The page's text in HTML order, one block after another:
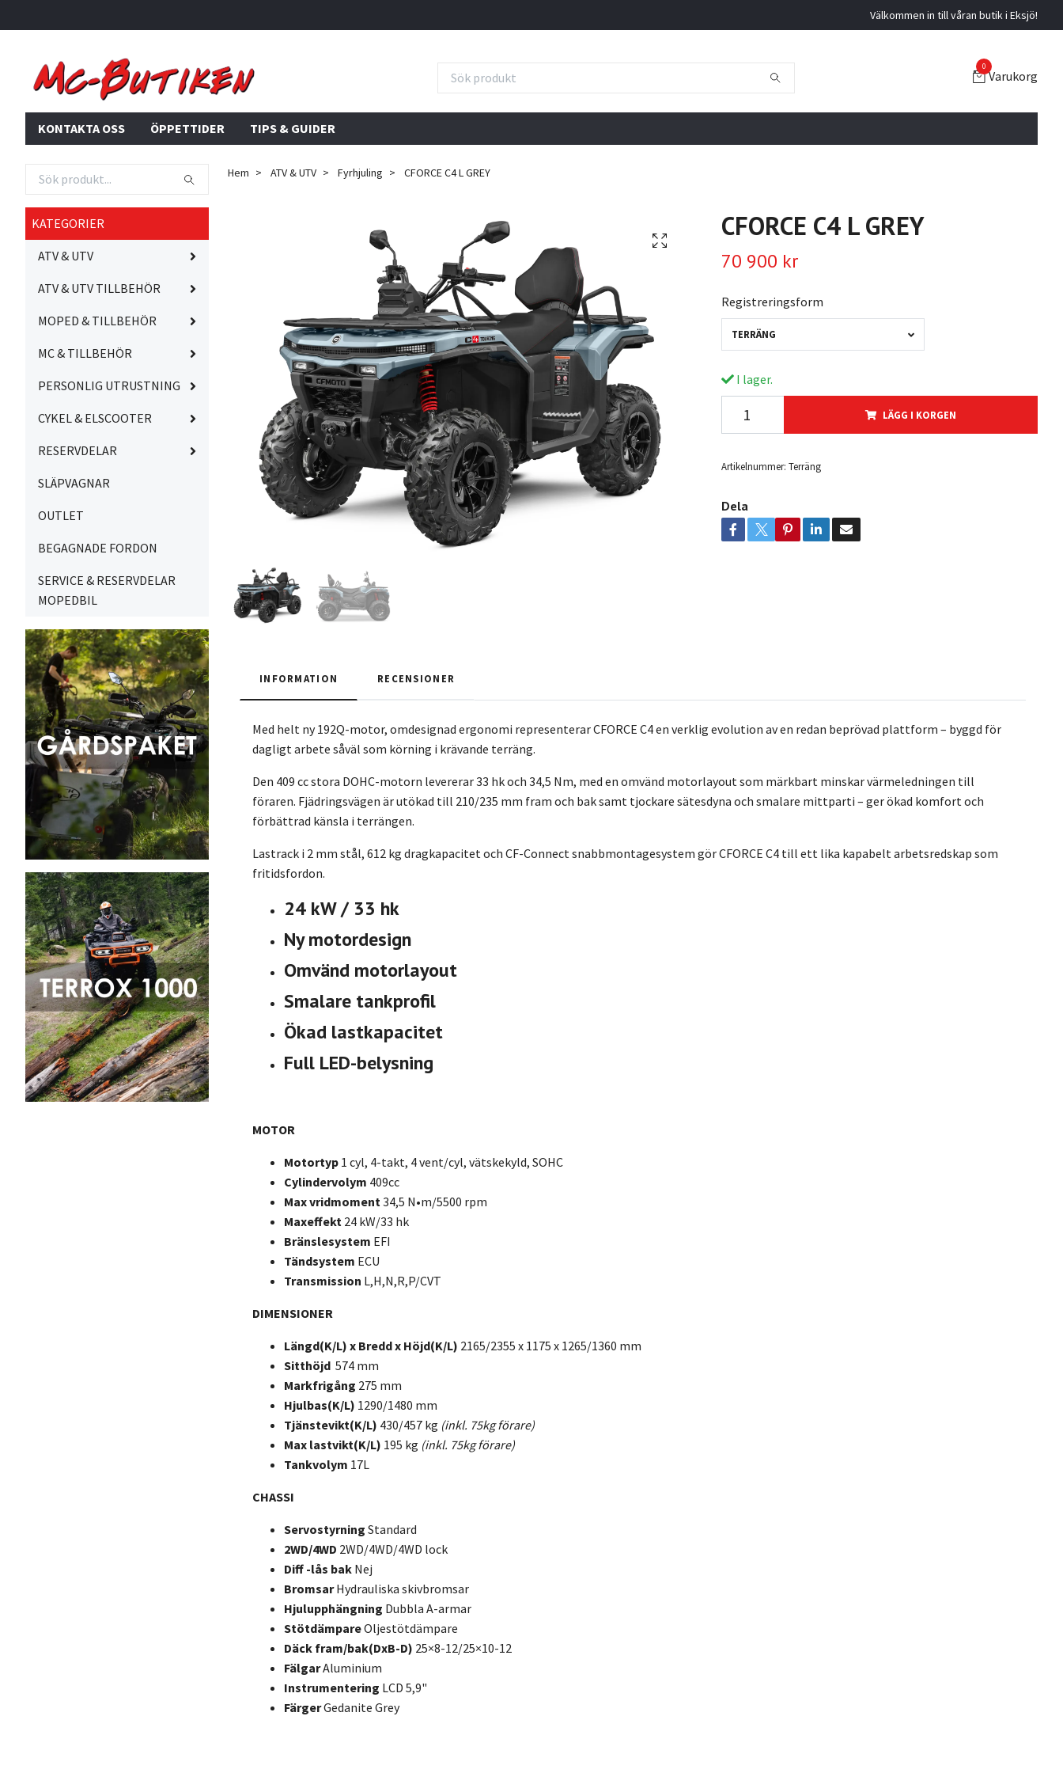
Välkommen in till våran butik i Eksjö!
0
Varukorg
KONTAKTA OSS ÖPPETTIDER TIPS & GUIDER
KATEGORIER
ATV & UTV
ATV & UTV TILLBEHÖR
MOPED & TILLBEHÖR
MC & TILLBEHÖR
PERSONLIG UTRUSTNING
CYKEL & ELSCOOTER
RESERVDELAR
SLÄPVAGNAR
OUTLET
BEGAGNADE FORDON
SERVICE & RESERVDELAR
MOPEDBIL
Hem ATV & UTV Fyrhjuling CFORCE C4 L GREY
CFORCE C4 L GREY
70 900 kr
Registreringsform
TERRÄNG
I lager.
LÄGG I KORGEN
Artikelnummer: Terräng
Dela
INFORMATION RECENSIONER
Med helt ny 192Q-motor, omdesignad ergonomi representerar CFORCE C4 en verklig evolution av en redan beprövad plattform – byggd för
dagligt arbete såväl som körning i krävande terräng.
Den 409 cc stora DOHC-motorn levererar 33 hk och 34,5 Nm, med en omvänd motorlayout som märkbart minskar värmeledningen till
föraren. Fjädringsvägen är utökad till 210/235 mm fram och bak samt tjockare sätesdyna och smalare mittparti – ger ökad komfort och
förbättrad känsla i terrängen.
Lastrack i 2 mm stål, 612 kg dragkapacitet och CF-Connect snabbmontagesystem gör CFORCE C4 till ett lika kapabelt arbetsredskap som
fritidsfordon.
24 kW / 33 hk
Ny motordesign
Omvänd motorlayout
Smalare tankprofil
Ökad lastkapacitet
Full LED-belysning
MOTOR
Motortyp 1 cyl, 4-takt, 4 vent/cyl, vätskekyld, SOHC
Cylindervolym 409cc
Max vridmoment 34,5 N•m/5500 rpm
Maxeffekt 24 kW/33 hk
Bränslesystem EFI
Tändsystem ECU
Transmission L,H,N,R,P/CVT
DIMENSIONER
Längd(K/L) x Bredd x Höjd(K/L) 2165/2355 x 1175 x 1265/1360 mm
Sitthöjd 574 mm
Markfrigång 275 mm
Hjulbas(K/L) 1290/1480 mm
Tjänstevikt(K/L) 430/457 kg (inkl. 75kg förare)
Max lastvikt(K/L) 195 kg (inkl. 75kg förare)
Tankvolym 17L
CHASSI
Servostyrning Standard
2WD/4WD 2WD/4WD/4WD lock
Diff -lås bak Nej
BromsarHydrauliska skivbromsar
Hjulupphängning Dubbla A-armar
StötdämpareOljestötdämpare
Däck fram/bak(DxB-D) 25×8-12/25×10-12
FälgarAluminium
Instrumentering LCD 5,9"
FärgerGedanite Grey